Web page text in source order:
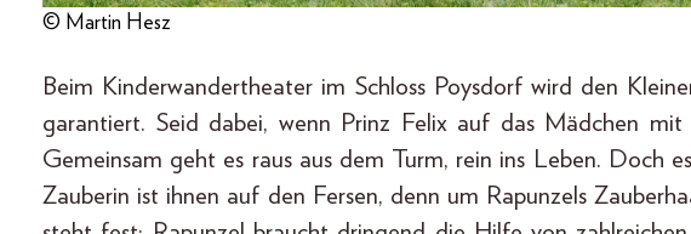
© Martin Hesz
Beim Kinderwandertheater im Schloss Poysdorf wird den
garantiert. Seid dabei, wenn Prinz Felix auf das Mädchen
Gemeinsam geht es raus aus dem Turm, rein ins Leben. Doch
Zauberin ist ihnen auf den Fersen, denn um Rapunzels